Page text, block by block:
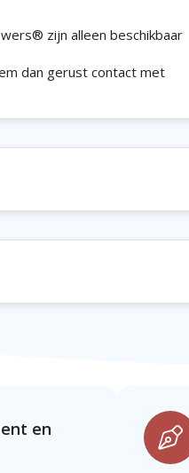
zijn alleen beschikbaar
dan gerust contact met
en